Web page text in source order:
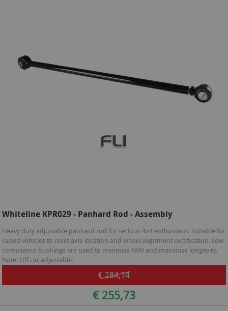
Whiteline KPR029 - Panhard Rod - Assembly
Heavy duty adjustable panhard rod for serious 4x4 enthusiasts. Suitable for
raised vehicles to reset axle location and wheel alignment rectification. Low
compliance bushings are used to minimise NVH and maximise longevity.
Note: Off car adjustable.
€ 284,14
€ 255,73